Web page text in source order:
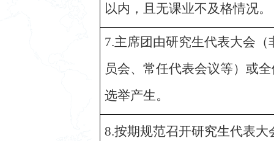
以内，且无课业不及格情况。
7.主席团由研究生代表大会
员会、常任代表会议等）或
选举产生。
8.按期规范召开研究生代表大